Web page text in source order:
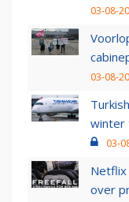
03-08-
03-08-
winter
03-
Netflix
over